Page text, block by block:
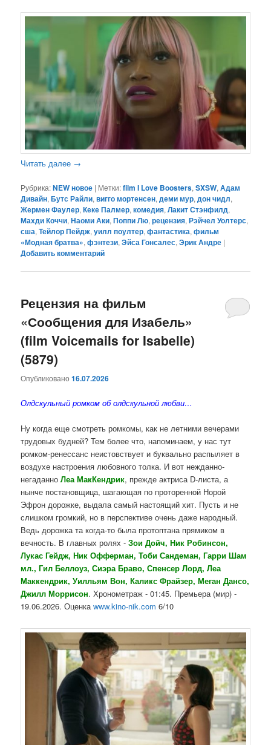
Читать далее →
Рубрика:NEW новое | Метки:film I Love Boosters,SXSW,Адам
Дивайн,Бутс Райли,вигго мортенсен,деми мур,дон чидл,
Жермен Фаулер,Кеке Палмер,комедия,Лакит Стэнфилд,
Махди Коччи,Наоми Аки,Поппи Лю,рецензия,Рэйчел Уолтерс,
сша,Тейлор Пейдж,уилл поултер,фантастика,фильм
«Модная братва»,фэнтези,Эйса Гонсалес,Эрик Андре |
Добавить комментарий
Рецензия на фильм
«Сообщения для Изабель»
(film Voicemails for Isabelle)
(5879)
Опубликовано16.07.2026
Олдскульный ромком об олдскульной любви…
Ну когда еще смотреть ромкомы, как не летними вечерами
трудовых будней? Тем более что, напоминаем, у нас тут
ромком-ренессанс неистовствует и буквально распыляет в
воздухе настроения любовного толка. И вот нежданно-
негаданноЛеа МакКендрик, прежде актриса D-листа, а
нынче постановщица, шагающая по проторенной Норой
Эфрон дорожке, выдала самый настоящий хит. Пусть и не
слишком громкий, но в перспективе очень даже народный.
Ведь дорожка та когда-то была протоптана прямиком в
вечность. В главных ролях -Зои Дойч, Ник Робинсон,
Лукас Гейдж, Ник Офферман, Тоби Сандеман, Гарри Шам
мл., Гил Беллоуз, Сиэра Браво, Спенсер Лорд, Леа
Маккендрик, Уилльям Вон, Каликс Фрайзер, Меган Дансо,
Джилл Моррисон. Хронометраж - 01:45. Премьера (мир) -
19.06.2026. Оценкаwww.kino-nik.com 6/10